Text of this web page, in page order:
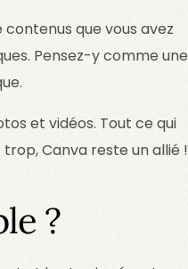
que vous avez
Pensez-y comme une
et vidéos. Tout ce qui
Canva reste un allié !
?